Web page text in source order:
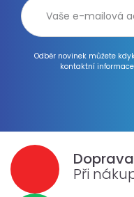
Odběr novinek můžete
kontaktní
Doprava
Při